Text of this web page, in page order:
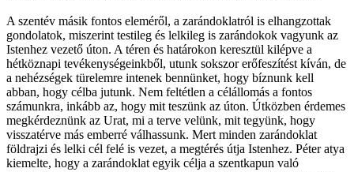
A szentév másik fontos eleméről, a zarándoklatról is elhangzottak
gondolatok, miszerint testileg és lelkileg is zarándokok vagyunk az
Istenhez vezető úton. A téren és határokon keresztül kilépve a
hétköznapi tevékenységeinkből, utunk sokszor erőfeszítést kíván, de
a nehézségek türelemre intenek bennünket, hogy bíznunk kell
abban, hogy célba jutunk. Nem feltétlen a célállomás a fontos
számunkra, inkább az, hogy mit teszünk az úton. Útközben érdemes
megkérdeznünk az Urat, mi a terve velünk, mit tegyünk, hogy
visszatérve más emberré válhassunk. Mert minden zarándoklat
földrajzi és lelki cél felé is vezet, a megtérés útja Istenhez. Péter atya
kiemelte, hogy a zarándoklat egyik célja a szentkapun való